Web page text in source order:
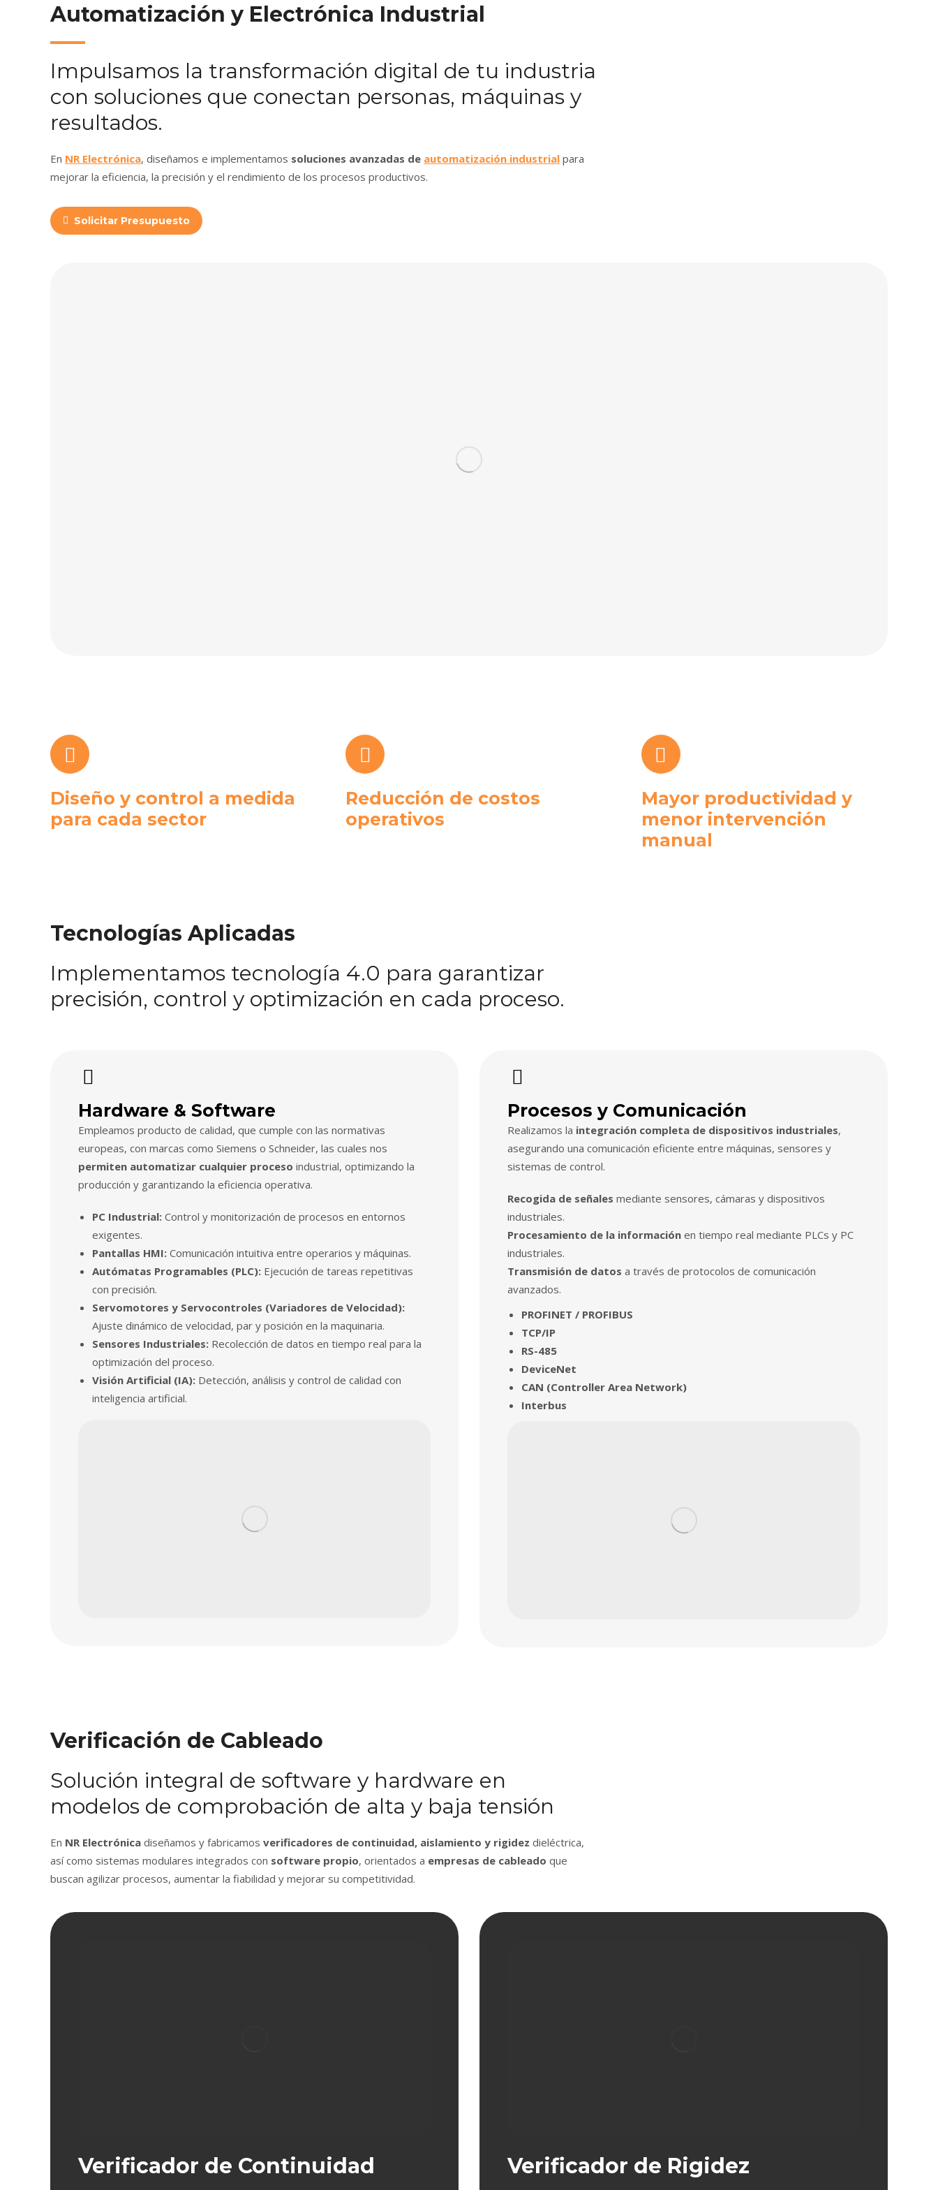
Automatización y Electrónica Industrial
Impulsamos la transformación digital de tu industria
con soluciones que conectan personas, máquinas y
resultados.
En NR Electrónica, diseñamos e implementamos soluciones avanzadas de automatización industrial para
mejorar la eficiencia, la precisión y el rendimiento de los procesos productivos.
Solicitar Presupuesto
Diseño y control a medida
para cada sector
Reducción de costos
operativos
Mayor productividad y
menor intervención
manual
Tecnologías Aplicadas
Implementamos tecnología 4.0 para garantizar
precisión, control y optimización en cada proceso.
Hardware & Software
Empleamos producto de calidad, que cumple con las normativas
europeas, con marcas como Siemens o Schneider, las cuales nos
permiten automatizar cualquier proceso industrial, optimizando la
producción y garantizando la eficiencia operativa.
PC Industrial: Control y monitorización de procesos en entornos
exigentes.
Pantallas HMI: Comunicación intuitiva entre operarios y máquinas.
Autómatas Programables (PLC): Ejecución de tareas repetitivas
con precisión.
Servomotores y Servocontroles (Variadores de Velocidad):
Ajuste dinámico de velocidad, par y posición en la maquinaria.
Sensores Industriales: Recolección de datos en tiempo real para la
optimización del proceso.
Visión Artificial (IA): Detección, análisis y control de calidad con
inteligencia artificial.
Procesos y Comunicación
Realizamos la integración completa de dispositivos industriales,
asegurando una comunicación eficiente entre máquinas, sensores y
sistemas de control.
Recogida de señales mediante sensores, cámaras y dispositivos
industriales.
Procesamiento de la información en tiempo real mediante PLCs y PC
industriales.
Transmisión de datos a través de protocolos de comunicación
avanzados.
PROFINET / PROFIBUS
TCP/IP
RS-485
DeviceNet
CAN (Controller Area Network)
Interbus
Verificación de Cableado
Solución integral de software y hardware en
modelos de comprobación de alta y baja tensión
En NR Electrónica diseñamos y fabricamos verificadores de continuidad, aislamiento y rigidez dieléctrica,
así como sistemas modulares integrados con software propio, orientados a empresas de cableado que
buscan agilizar procesos, aumentar la fiabilidad y mejorar su competitividad.
Verificador de Continuidad Verificador de Rigidez